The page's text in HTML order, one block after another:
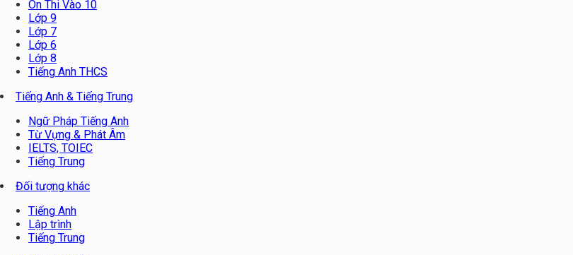
Ôn Thi Vào 10
Lớp 9
Lớp 7
Lớp 6
Lớp 8
Tiếng Anh THCS
Tiếng Anh & Tiếng Trung
Ngữ Pháp Tiếng Anh
Từ Vựng & Phát Âm
IELTS, TOIEC
Tiếng Trung
Đối tượng khác
Tiếng Anh
Lập trình
Tiếng Trung